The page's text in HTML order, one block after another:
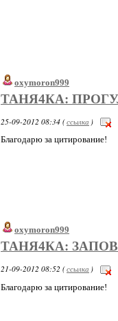
oxymoron999
ТАНЯ4КА:
25-09-2012 08:34 (ссылка )
Благодарю за цитирование!
oxymoron999
ТАНЯ4КА:
21-09-2012 08:52 (ссылка )
Благодарю за цитирование!